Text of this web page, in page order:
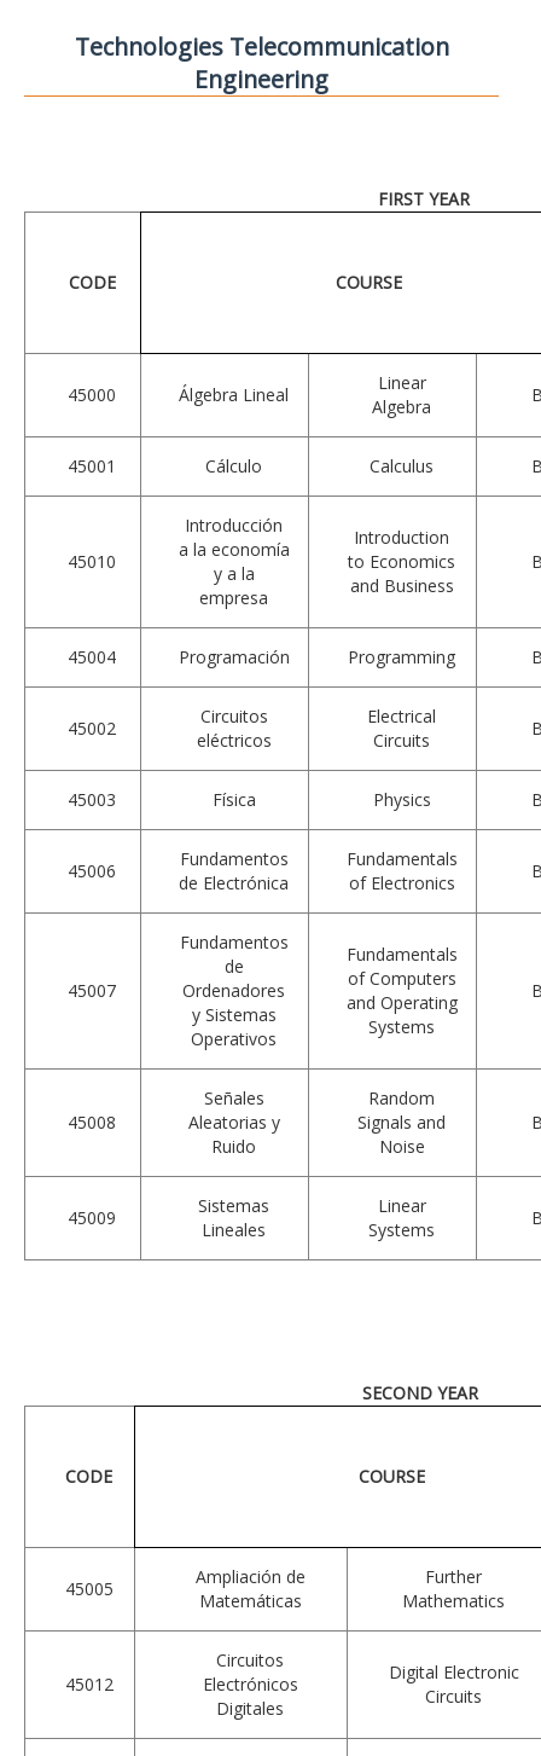
Technologies Telecommunication
Engineering
CODE COURSE
45000 Álgebra Lineal
Linear
Algebra
45001 Cálculo Calculus
45010
Introducción
a la economía
y a la
empresa
Introduction
to Economics
and Business
45004 Programación Programming
45002
Circuitos
eléctricos
Electrical
Circuits
45003 Física Physics
45006
Fundamentos
de Electrónica
Fundamentals
of Electronics
45007
Fundamentos
de
Ordenadores
y Sistemas
Operativos
Fundamentals
of Computers
and Operating
Systems
45008
Señales
Aleatorias y
Ruido
Random
Signals and
Noise
45009
Sistemas
Lineales
Linear
Systems
FIRST YEAR
CODE COURSE
45005
Ampliación de
Matemáticas
Further
Mathematics
45012
Circuitos
Electrónicos
Digitales
Digital Electronic
Circuits
SECOND YEAR